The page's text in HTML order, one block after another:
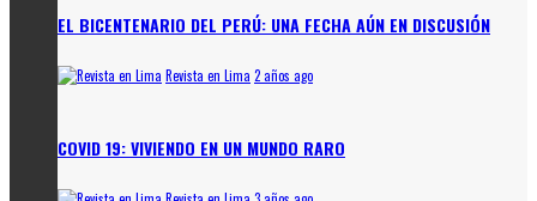
EL BICENTENARIO DEL PERÚ: UNA FECHA AÚN EN DISCUSIÓN
Revista en Lima 2 años ago
COVID 19: VIVIENDO EN UN MUNDO RARO